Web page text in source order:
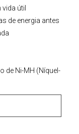
útil
de energia antes
de Ni-MH (Níquel-
dispositivos.
como